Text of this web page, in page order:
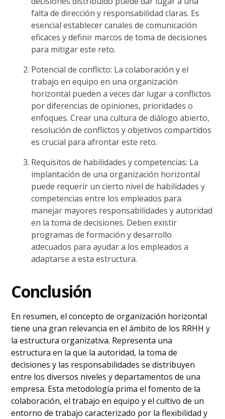
falta de dirección y responsabilidad claras. Es
esencial establecer canales de comunicación
eficaces y definir marcos de toma de decisiones
para mitigar este reto.
Potencial de conflicto: La colaboración y el
trabajo en equipo en una organización
horizontal pueden a veces dar lugar a conflictos
por diferencias de opiniones, prioridades o
enfoques. Crear una cultura de diálogo abierto,
resolución de conflictos y objetivos compartidos
es crucial para afrontar este reto.
Requisitos de habilidades y competencias: La
implantación de una organización horizontal
puede requerir un cierto nivel de habilidades y
competencias entre los empleados para
manejar mayores responsabilidades y autoridad
en la toma de decisiones. Deben existir
programas de formación y desarrollo
adecuados para ayudar a los empleados a
adaptarse a esta estructura.
Conclusión
En resumen, el concepto de organización horizontal
tiene una gran relevancia en el ámbito de los RRHH y
la estructura organizativa. Representa una
estructura en la que la autoridad, la toma de
decisiones y las responsabilidades se distribuyen
entre los diversos niveles y departamentos de una
empresa. Esta metodología prima el fomento de la
colaboración, el trabajo en equipo y el cultivo de un
entorno de trabajo caracterizado por la flexibilidad y